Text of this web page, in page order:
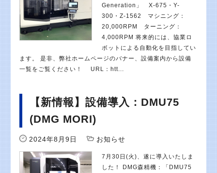
Generation」 X-675・Y-
300・Z-1562 マシニング：
20,000RPM ターニング：
4,000RPM 将来的には、協業ロ
ボットによる自動化を目指してい
ます。 是非、弊社ホームページのバナー、設備案内から設備
一覧をご覧ください！ URL：htt...
【新情報】設備導入：DMU75
(DMG MORI)
2024年8月9日 お知らせ
7月30日(火)、遂に導入いたしま
した！ DMG森精機：「DMU75